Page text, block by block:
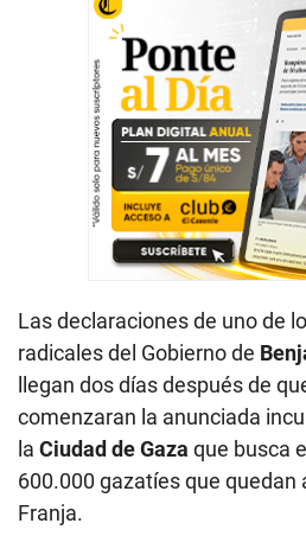
Las declaraciones de uno de
radicales del Gobierno de
llegan dos días después de
comenzaran la anunciada
la Ciudad de Gaza que busca
600.000 gazatíes que quedan
Franja.